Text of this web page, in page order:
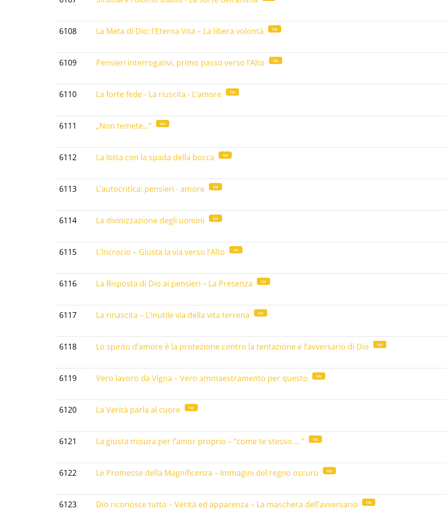
6108 La Meta di Dio: l’Eterna Vita – La libera volontà iw
6109 Pensieri interrogativi, primo passo verso l’Alto iw
6110 La forte fede - La riuscita - L’amore iw
6111 „Non temete...“ iw
6112 La lotta con la spada della bocca iw
6113 L’autocritica: pensieri - amore iw
6114 La divinizzazione degli uomini iw
6115 L’Incrocio – Giusta la via verso l’Alto iw
6116 La Risposta di Dio ai pensieri – La Presenza iw
6117 La rinascita – L’inutile via della vita terrena iw
6118 Lo spirito d’amore è la protezione contro la tentazione e l’avversario di Dio iw
6119 Vero lavoro da Vigna – Vero ammaestramento per questo iw
6120 La Verità parla al cuore iw
6121 La giusta misura per l’amor proprio – “come te stesso.... ” iw
6122 Le Promesse della Magnificenza – Immagini del regno oscuro iw
6123 Dio riconosce tutto – Verità ed apparenza – La maschera dell’avversario iw